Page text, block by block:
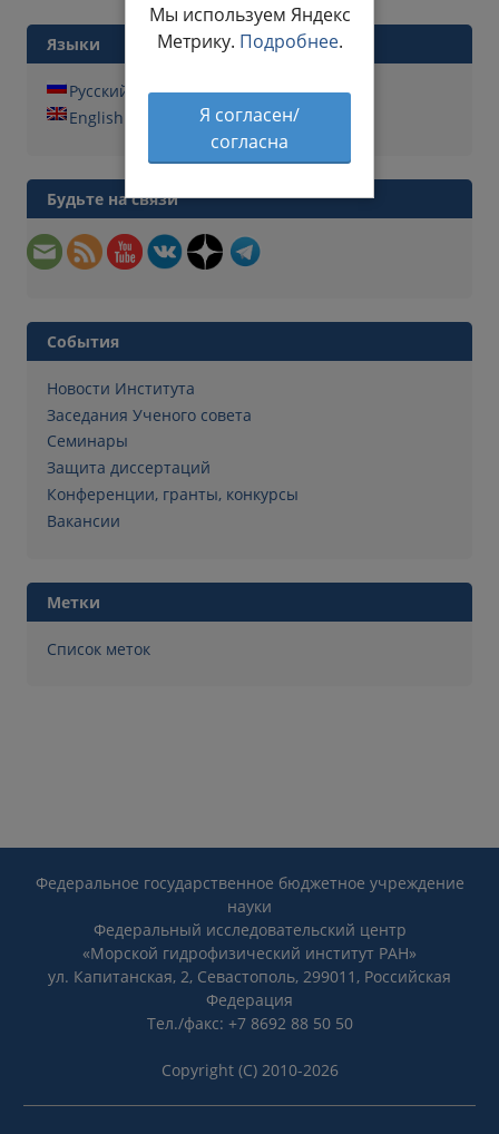
Языки
Русский
English
Будьте на связи
События
Новости Института
Заседания Ученого совета
Семинары
Защита диссертаций
Конференции, гранты, конкурсы
Вакансии
Метки
Список меток
Федеральное государственное бюджетное учреждение
науки
Федеральный исследовательский центр
«Морской гидрофизический институт РАН»
ул. Капитанская, 2, Севастополь, 299011, Российская
Федерация
Тел./факс: +7 8692 88 50 50
Copyright (C) 2010-2026
Мы используем Яндекс
Метрику. Подробнее.
Я согласен/
согласна